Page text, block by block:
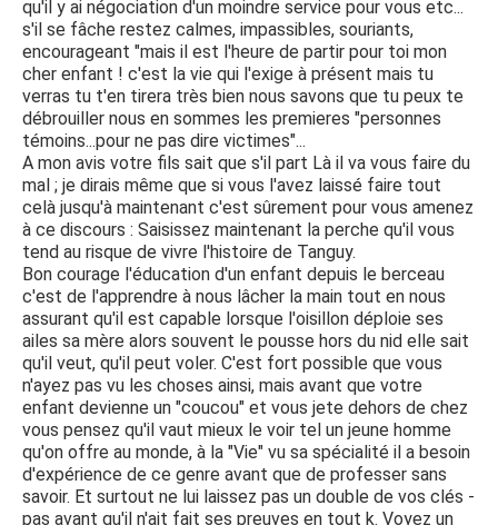
qu'il y ai négociation d'un moindre service pour vous etc...
s'il se fâche restez calmes, impassibles, souriants,
encourageant "mais il est l'heure de partir pour toi mon
cher enfant ! c'est la vie qui l'exige à présent mais tu
verras tu t'en tirera très bien nous savons que tu peux te
débrouiller nous en sommes les premieres "personnes
témoins...pour ne pas dire victimes"...
A mon avis votre fils sait que s'il part Là il va vous faire du
mal ; je dirais même que si vous l'avez laissé faire tout
celà jusqu'à maintenant c'est sûrement pour vous amenez
à ce discours : Saisissez maintenant la perche qu'il vous
tend au risque de vivre l'histoire de Tanguy.
Bon courage l'éducation d'un enfant depuis le berceau
c'est de l'apprendre à nous lâcher la main tout en nous
assurant qu'il est capable lorsque l'oisillon déploie ses
ailes sa mère alors souvent le pousse hors du nid elle sait
qu'il veut, qu'il peut voler. C'est fort possible que vous
n'ayez pas vu les choses ainsi, mais avant que votre
enfant devienne un "coucou" et vous jete dehors de chez
vous pensez qu'il vaut mieux le voir tel un jeune homme
qu'on offre au monde, à la "Vie" vu sa spécialité il a besoin
d'expérience de ce genre avant que de professer sans
savoir. Et surtout ne lui laissez pas un double de vos clés -
pas avant qu'il n'ait fait ses preuves en tout k. Voyez un